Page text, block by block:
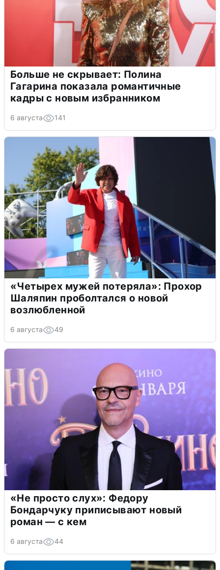
Больше не скрывает: Полина
Гагарина показала романтичные
кадры с новым избранником
6 августа 141
«Четырех мужей потеряла»: Прохор
Шаляпин проболтался о новой
возлюбленной
6 августа 49
«Не просто слух»: Федору
Бондарчуку приписывают новый
роман — с кем
6 августа 44